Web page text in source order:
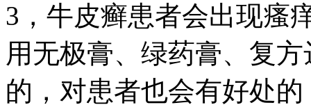
3，牛皮癣患者会出现瘙
用无极膏、绿药膏、复
的，对患者也会有好处